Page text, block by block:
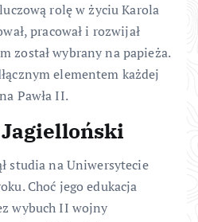
rolę w życiu Karola
pracował i rozwijał
został wybrany na papieża.
elementem każdej
Pawła II.
studia na Uniwersytecie
Choć jego edukacja
wybuch II wojny